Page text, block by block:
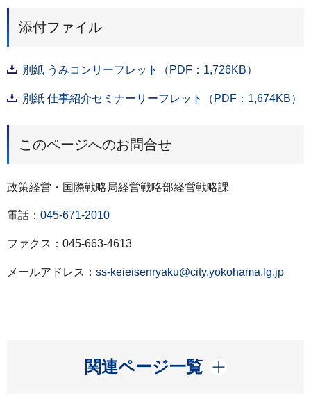
添付ファイル
別紙 うみコンリーフレット（PDF：1,726KB）
別紙 仕事紹介セミナーリーフレット（PDF：1,674KB）
このページへのお問合せ
政策経営・国際戦略局経営戦略部経営戦略課
電話： 045-671-2010
ファクス：045-663-4613
メールアドレス： ss-keieisenryaku@city.yokohama.lg.jp
関連ページ一覧
開く